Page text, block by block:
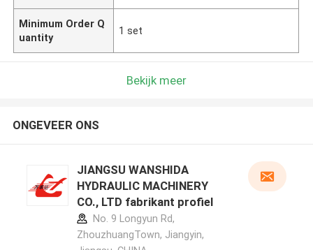
Minimum Order Q
uantity
1 set
Bekijk meer
ONGEVEER ONS
JIANGSU WANSHIDA
HYDRAULIC MACHINERY
CO., LTD fabrikant profiel
No. 9 Longyun Rd,
ZhouzhuangTown, Jiangyin,